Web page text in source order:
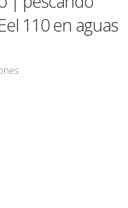
110 en aguas